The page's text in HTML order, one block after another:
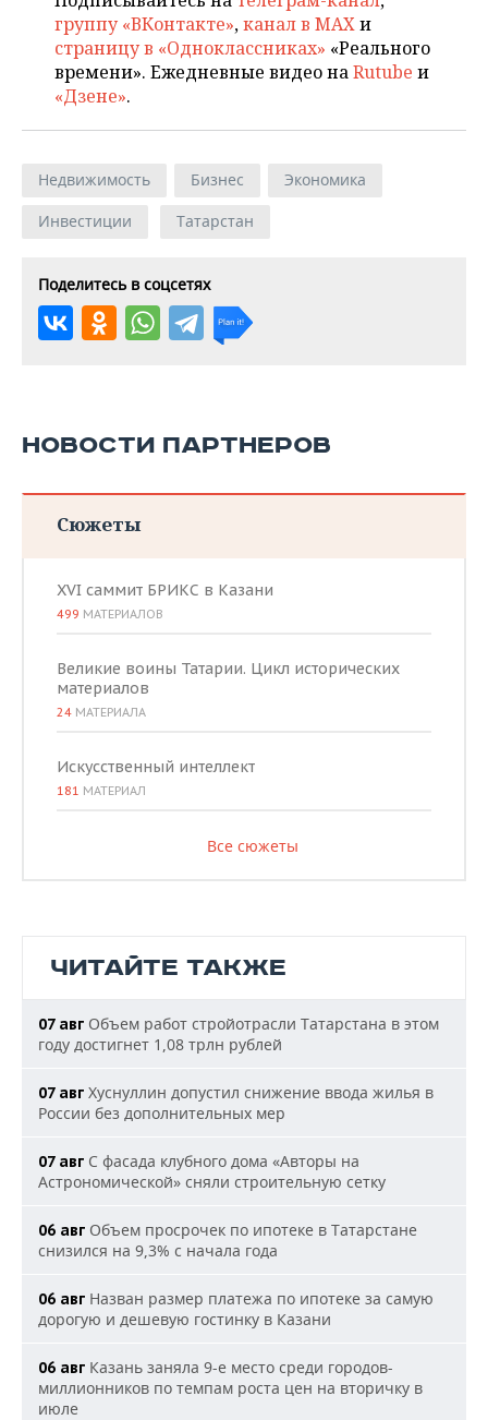
группу «ВКонтакте»,канал в MAXи
страницу в «Одноклассниках» «Реального
времени». Ежедневные видео наRutube и
«Дзене».
Недвижимость Бизнес
Экономика
Инвестиции
Татарстан
Поделитесь в соцсетях
НОВОСТИ ПАРТНЕРОВ
Сюжеты
XVI саммит БРИКС в Казани
499 МАТЕРИАЛОВ
Великие воины Татарии. Цикл исторических
материалов
24 МАТЕРИАЛА
Искусственный интеллект
181 МАТЕРИАЛ
Все сюжеты
ЧИТАЙТЕ ТАКЖЕ
07 авг Объем работ стройотрасли Татарстана в этом
году достигнет 1,08 трлн рублей
07 авг Хуснуллин допустил снижение ввода жилья в
России без дополнительных мер
07 авг С фасада клубного дома «Авторы на
Астрономической» сняли строительную сетку
06 авг Объем просрочек по ипотеке в Татарстане
снизился на 9,3% с начала года
06 авг Назван размер платежа по ипотеке за самую
дорогую и дешевую гостинку в Казани
06 авг Казань заняла 9-е место среди городов-
миллионников по темпам роста цен на вторичку в
июле